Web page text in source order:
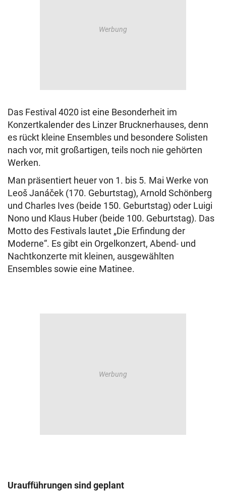
Das Festival 4020 ist eine Besonderheit im
Konzertkalender des Linzer Brucknerhauses, denn
es rückt kleine Ensembles und besondere Solisten
nach vor, mit großartigen, teils noch nie gehörten
Werken.
Man präsentiert heuer von 1. bis 5. Mai Werke von
Leoš Janáček (170. Geburtstag), Arnold Schönberg
und Charles Ives (beide 150. Geburtstag) oder Luigi
Nono und Klaus Huber (beide 100. Geburtstag). Das
Motto des Festivals lautet „Die Erfindung der
Moderne“. Es gibt ein Orgelkonzert, Abend- und
Nachtkonzerte mit kleinen, ausgewählten
Ensembles sowie eine Matinee.
Uraufführungen sind geplant